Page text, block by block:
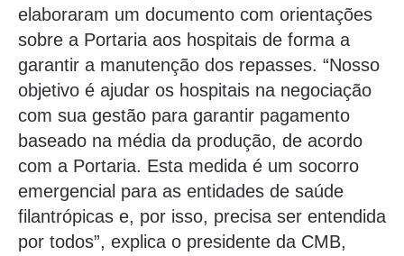
elaboraram um documento com orientações
sobre a Portaria aos hospitais de forma a
garantir a manutenção dos repasses. “Nosso
objetivo é ajudar os hospitais na negociação
com sua gestão para garantir pagamento
baseado na média da produção, de acordo
com a Portaria. Esta medida é um socorro
emergencial para as entidades de saúde
filantrópicas e, por isso, precisa ser entendida
por todos”, explica o presidente da CMB,